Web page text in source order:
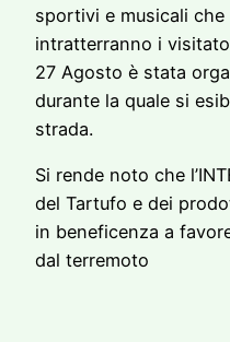
sportivi e musicali
intratterranno i
27 Agosto è stata
durante la quale si
strada.
Si rende noto che
del Tartufo e dei
in beneficenza a
dal terremoto